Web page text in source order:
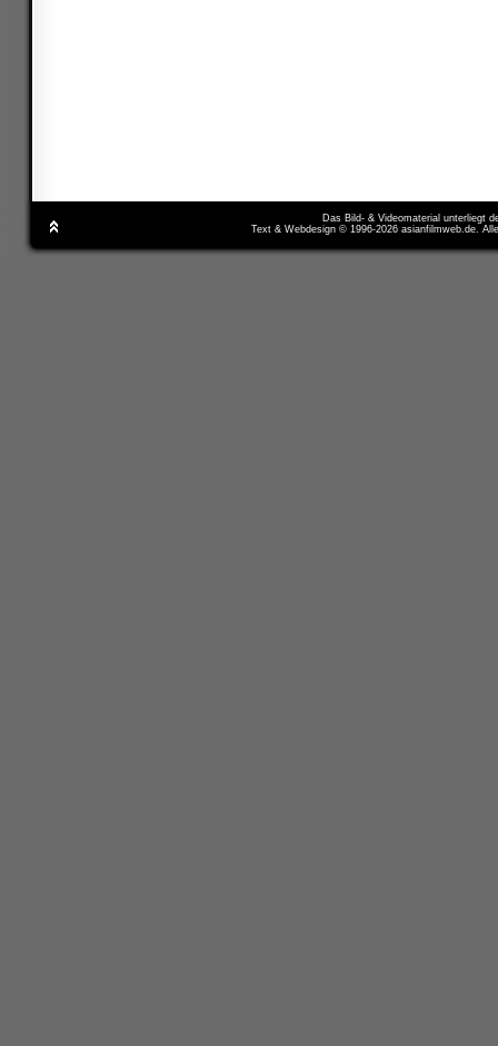
Das Bild- & Videomaterial unterliegt
Text & Webdesign © 1996-2026 asianfilmweb.de.